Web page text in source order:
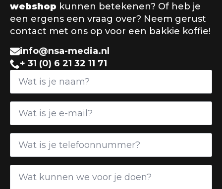
webshop kunnen betekenen? Of heb je
een ergens een vraag over? Neem gerust
contact met ons op voor een bakkie koffie!
info@nsa-media.nl
+ 31 (0) 6 21 32 11 71